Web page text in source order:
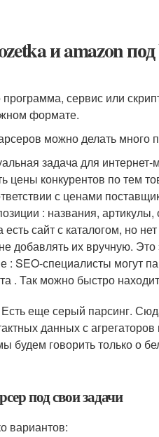
и amazon
сервис или
формате.
можно делать много
задача для
цены конкурентов по тем
с ценами
: названия,
есть сайт с каталогом, но
добавлять их вручную.
: SEO-специалисты могут
. Так можно быстро
еще серый парсинг.
данных с
будем говорить только о
под свои задачи
вариантов: